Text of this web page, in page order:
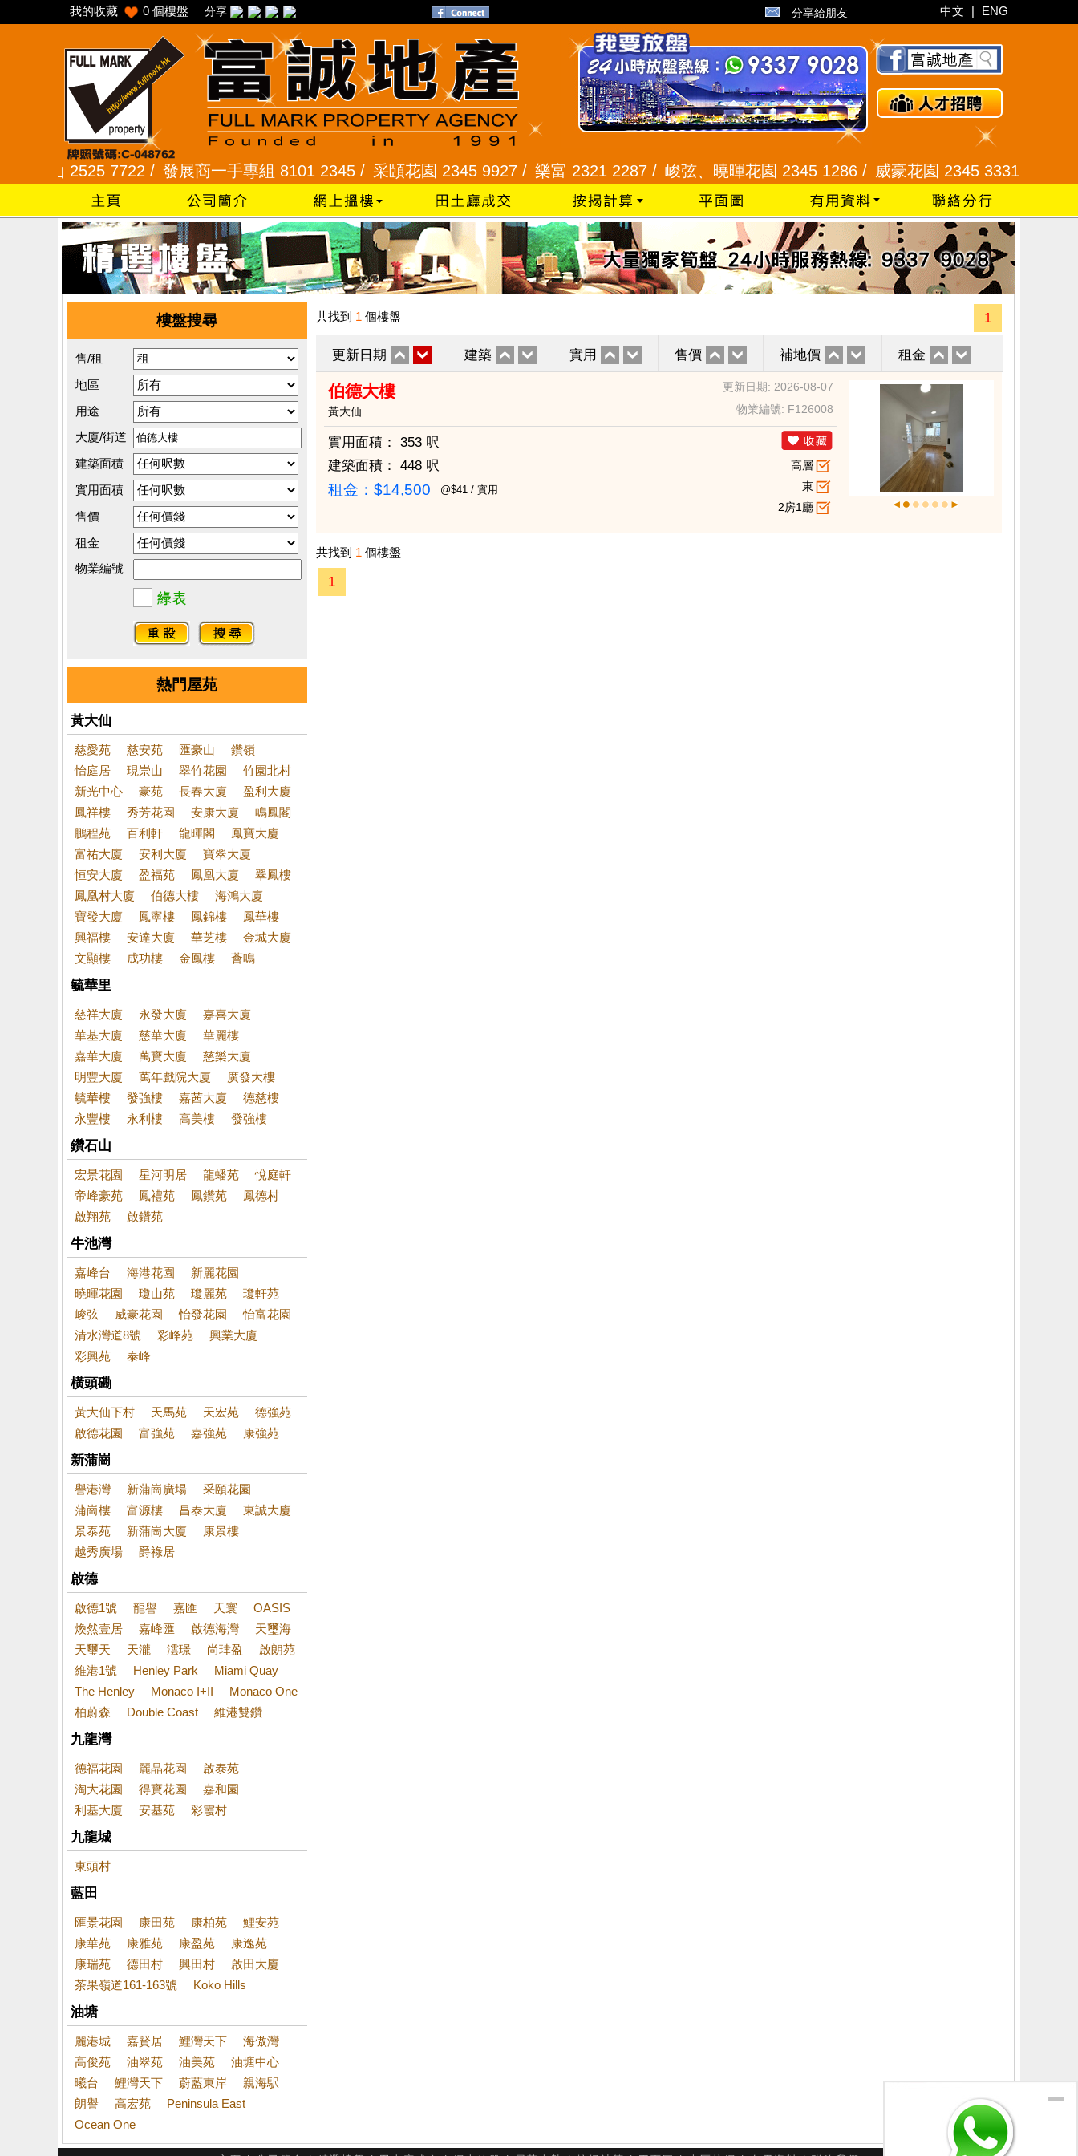
我的收藏 0 個樓盤 分享 分享給朋友 中文 | ENG
山 2525 7722 / 發展商一手專組 8101 2345 /采頣花園 2345 9927 / 樂富 2321 2287 / 峻弦、曉暉花園 2345 1286 / 威豪花園 2345 3331 /星河明居
樓盤搜尋
售/租
地區
用途
大廈/街道
建築面積
實用面積
售價
租金
物業編號
熱門屋苑
黃大仙
慈愛苑 慈安苑 匯豪山
鑽嶺
怡庭居
現崇山 翠竹花園
竹園北村
新光中心
豪苑 長春大廈
盈利大廈
鳳祥樓
秀芳花園 安康大廈
鳴鳳閣
鵬程苑
百利軒 龍暉閣
鳳寶大廈
富祐大廈
安利大廈
寶翠大廈
恒安大廈
盈福苑 鳳凰大廈
翠鳳樓
鳳凰村大廈
伯德大樓
海鴻大廈
寶發大廈
鳳寧樓 鳳錦樓
鳳華樓
興福樓
安達大廈 華芝樓
金城大廈
文顯樓
成功樓 金鳳樓 薈鳴
毓華里
慈祥大廈 永發大廈
嘉喜大廈
華基大廈
慈華大廈
華麗樓
嘉華大廈
萬寶大廈
慈樂大廈
明豐大廈
萬年戲院大廈
廣發大樓
毓華樓
發強樓 嘉茜大廈
德慈樓
永豐樓
永利樓 高美樓 發強樓
鑽石山
宏景花園 星河明居 龍蟠苑
悅庭軒
帝峰豪苑
鳳禮苑 鳳鑽苑
鳳德村
啟翔苑
啟鑽苑
牛池灣
嘉峰台 海港花園
新麗花園
曉暉花園
瓊山苑 瓊麗苑
瓊軒苑
峻弦
威豪花園 怡發花園
怡富花園
清水灣道8號
彩峰苑
興業大廈
彩興苑
泰峰
橫頭磡
黃大仙下村 天馬苑 天宏苑
德強苑
啟德花園
富強苑 嘉強苑 康強苑
新蒲崗
譽港灣 新蒲崗廣場
采頤花園
蒲崗樓
富源樓 昌泰大廈
東誠大廈
景泰苑
新蒲崗大廈
康景樓
越秀廣場
爵祿居
啟德
啟德1號 龍譽 嘉匯 天寰
OASIS
煥然壹居
嘉峰匯 啟德海灣
天璽海
天璽天
天瀧 澐璟 尚珒盈
啟朗苑
維港1號
Henley Park
Miami Quay
The Henley
Monaco I+II
Monaco One
柏蔚森
Double Coast 維港雙鑽
九龍灣
德福花園 麗晶花園
啟泰苑
淘大花園
得寶花園
嘉和園
利基大廈
安基苑 彩霞村
九龍城
東頭村
藍田
匯景花園 康田苑 康柏苑
鯉安苑
康華苑
康雅苑 康盈苑
康逸苑
康瑞苑
德田村 興田村
啟田大廈
茶果嶺道161-163號
Koko Hills
油塘
麗港城 嘉賢居 鯉灣天下
海傲灣
高俊苑
油翠苑 油美苑
油塘中心
曦台
鯉灣天下 蔚藍東岸
親海駅
朗譽
高宏苑
Peninsula East
Ocean One
共找到 1 個樓盤 1
更新日期 建築 實用 售價 補地價 租金
伯德大樓
更新日期: 2026-08-07
黃大仙
物業編號: F126008
實用面積：
353 呎
建築面積：
448 呎
租金：$14,500 @$41 / 實用
高層
東
2房1廳
共找到 1 個樓盤
1